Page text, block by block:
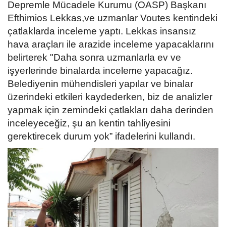
Depremle Mücadele Kurumu (OASP) Başkanı
Efthimios Lekkas,ve uzmanlar Voutes kentindeki
çatlaklarda inceleme yaptı. Lekkas insansız
hava araçları ile arazide inceleme yapacaklarını
belirterek "Daha sonra uzmanlarla ev ve
işyerlerinde binalarda inceleme yapacağız.
Belediyenin mühendisleri yapılar ve binalar
üzerindeki etkileri kaydederken, biz de analizler
yapmak için zemindeki çatlakları daha derinden
inceleyeceğiz, şu an kentin tahliyesini
gerektirecek durum yok” ifadelerini kullandı.